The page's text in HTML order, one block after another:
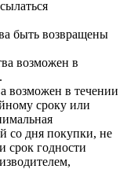
быть возвращены
возможен в
возможен в течении
сроку или
со дня покупки, не
срок годности